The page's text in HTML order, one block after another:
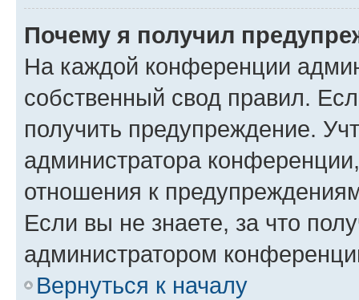
Почему я получил
На каждой конференции
собственный свод правил.
получить предупреждение.
администратора
отношения к
Если вы не знаете, за что
администратором
Вернуться к началу